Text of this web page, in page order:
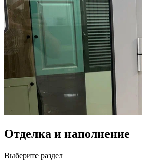
Отделка и наполнение
Выберите раздел